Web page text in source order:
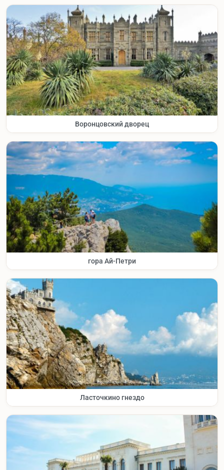
Воронцовский дворец
гора Ай-Петри
Ласточкино гнездо